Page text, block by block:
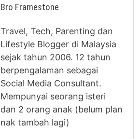
Bro Framestone
Travel, Tech, Parenting dan
Lifestyle Blogger di Malaysia
sejak tahun 2006. 12 tahun
berpengalaman sebagai
Social Media Consultant.
Mempunyai seorang isteri
dan 2 orang anak (belum plan
nak tambah lagi)